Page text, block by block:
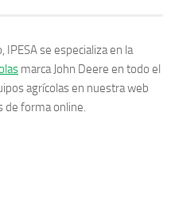
IPESA se especializa en la
marca John Deere en todo el
agrícolas en nuestra web
de forma online.